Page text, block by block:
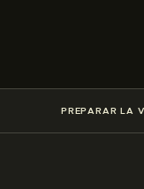
PREPARAR LA